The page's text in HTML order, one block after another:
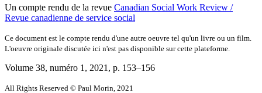
Un compte rendu de la revue Canadian Social Work Review /
Revue canadienne de service social
Ce document est le compte rendu d'une autre oeuvre tel qu'un livre ou un film.
L'oeuvre originale discutée ici n'est pas disponible sur cette plateforme.
Volume 38, numéro 1, 2021 , p. 153–156
All Rights Reserved © Paul Morin, 2021